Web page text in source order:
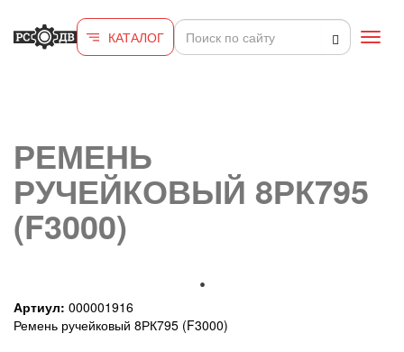
КАТАЛОГ
РЕМЕНЬ
РУЧЕЙКОВЫЙ 8РК795
(F3000)
Артиул: 000001916
Ремень ручейковый 8РК795 (F3000)